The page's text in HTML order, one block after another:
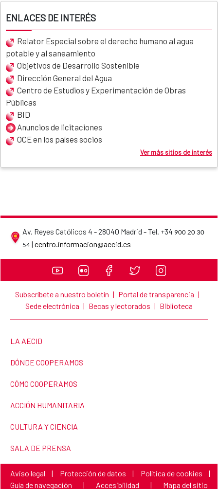
ENLACES DE INTERÉS
Relator Especial sobre el derecho humano al agua
potable y al saneamiento
Objetivos de Desarrollo Sostenible
Dirección General del Agua
Centro de Estudios y Experimentación de Obras
Públicas
BID
Anuncios de licitaciones
OCE en los países socios
Ver más sitios de interés
Av. Reyes Católicos 4 - 28040 Madrid - Tel. +34 900 20 30
54 | centro.informacion@aecid.esAECID contact details
Subscríbete a nuestro boletín | Portal de transparencia |
Sede electrónica | Becas y lectorados | Biblioteca
LINK TO THE WEBSITE:
LA AECID
LINK TO THE WEBSITE:
DÓNDE COOPERAMOS
LINK TO THE WEBSITE:
CÓMO COOPERAMOS
LINK TO THE WEBSITE:
ACCIÓN HUMANITARIA
LINK TO THE WEBSITE:
CULTURA Y CIENCIA
LINK TO THE WEBSITE:
SALA DE PRENSA
Link to the website:
Aviso legal | Link to the website:
Protección de datos | Link to the website:
Política de cookies
|
Link to the website:
Guía de navegación | Link to the website:
Accesibilidad | Link to the
Mapa del sitio